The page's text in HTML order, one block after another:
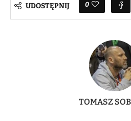
UDOSTĘPNIJ 0
TOMASZ